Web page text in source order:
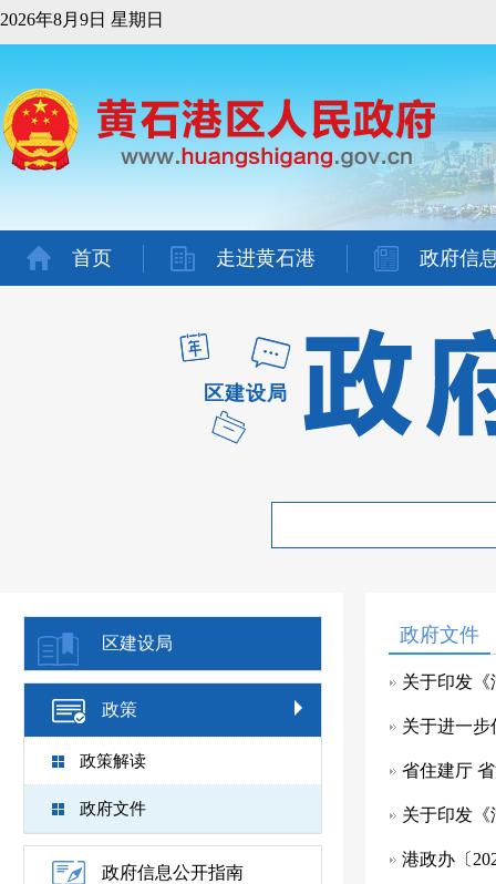
2026年8月9日 星期日
首页 走进黄石港 政府信
区建设局
区建设局
政策
政策解读
政府文件
政府信息公开指南
政府文件
关于印发
关于进一
省住建厅
关于印发
港政办〔